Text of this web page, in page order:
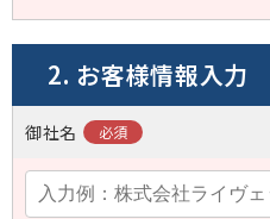
2. お客様情報入力
御社名